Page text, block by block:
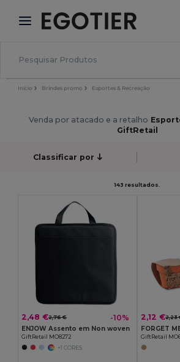
× App Egotier
Melhores preços na app!
Início Brindes promo Esportes & Recreação
Venda por atacado e a retalho
GiftRetail
Classificar por
143 resultados.
2,48 €2,76 € -10%
ENJOW Assento em Non woven
GiftRetail MO8272
+1 CORES
2,12 €2,23
GiftRetail